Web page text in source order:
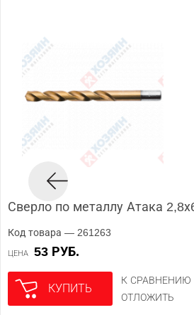
Сверло по металлу Атака
Код товара — 261263
ЦЕНА 53 РУБ.
КУПИТЬ
К СРАВНЕНИЮ
ОТЛОЖИТЬ